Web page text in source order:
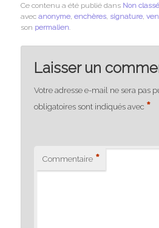
Ce contenu a été publié dans Non classé
avecanonyme ,enchères signature ,
son permalien
Laisser un
Votre adresse e-mail ne sera pas
obligatoires sont indiqués avec *
Commentaire *